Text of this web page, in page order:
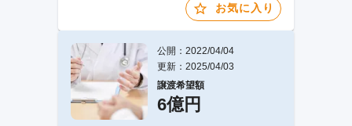
お気に入り
公開：2022/04/04
更新：2025/04/03
譲渡希望額
6億円